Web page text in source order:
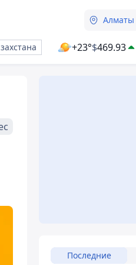
Алматы
+23°$469.93
Последние